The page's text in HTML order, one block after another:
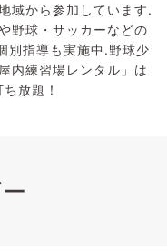
域から参加しています.
野球・サッカーなどの
別指導も実施中.野球少
内練習場レンタル」は
放題！